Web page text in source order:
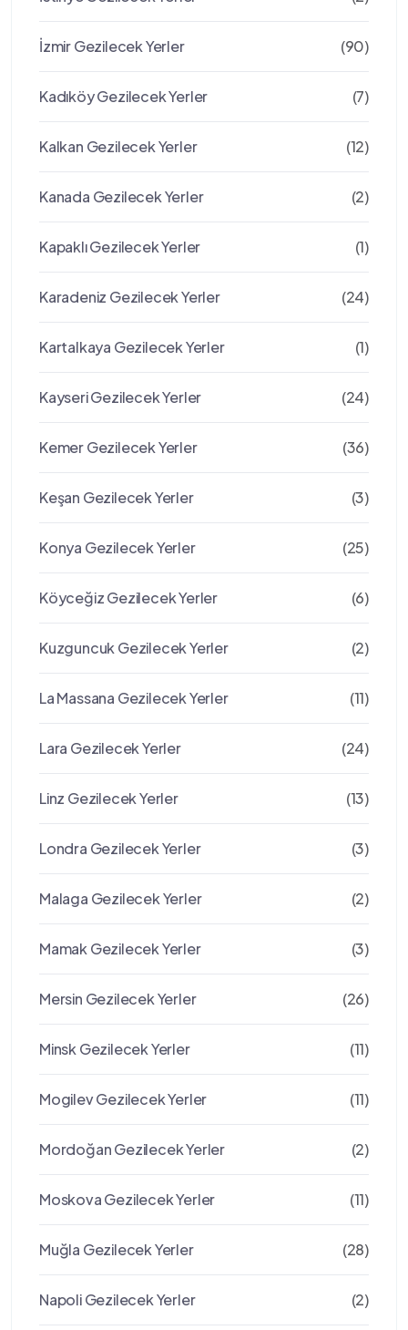
İzmir Gezilecek Yerler (90)
Kadıköy Gezilecek Yerler (7)
Kalkan Gezilecek Yerler (12)
Kanada Gezilecek Yerler (2)
Kapaklı Gezilecek Yerler (1)
Karadeniz Gezilecek Yerler (24)
Kartalkaya Gezilecek Yerler (1)
Kayseri Gezilecek Yerler (24)
Kemer Gezilecek Yerler (36)
Keşan Gezilecek Yerler (3)
Konya Gezilecek Yerler (25)
Köyceğiz Gezilecek Yerler (6)
Kuzguncuk Gezilecek Yerler (2)
La Massana Gezilecek Yerler (11)
Lara Gezilecek Yerler (24)
Linz Gezilecek Yerler (13)
Londra Gezilecek Yerler (3)
Malaga Gezilecek Yerler (2)
Mamak Gezilecek Yerler (3)
Mersin Gezilecek Yerler (26)
Minsk Gezilecek Yerler (11)
Mogilev Gezilecek Yerler (11)
Mordoğan Gezilecek Yerler (2)
Moskova Gezilecek Yerler (11)
Muğla Gezilecek Yerler (28)
Napoli Gezilecek Yerler (2)